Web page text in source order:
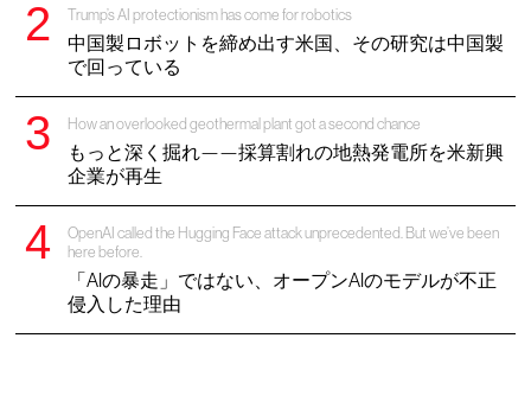
Trump’s AI protectionism has come for robotics
中国製ロボットを締め出す米国、その研究は中国製
で回っている
How an overlooked geothermal plant got a second chance
もっと深く掘れ——採算割れの地熱発電所を米新興
企業が再生
OpenAI called the Hugging Face attack unprecedented. But we’ve been
here before.
「AIの暴走」ではない、オープンAIのモデルが不正
侵入した理由